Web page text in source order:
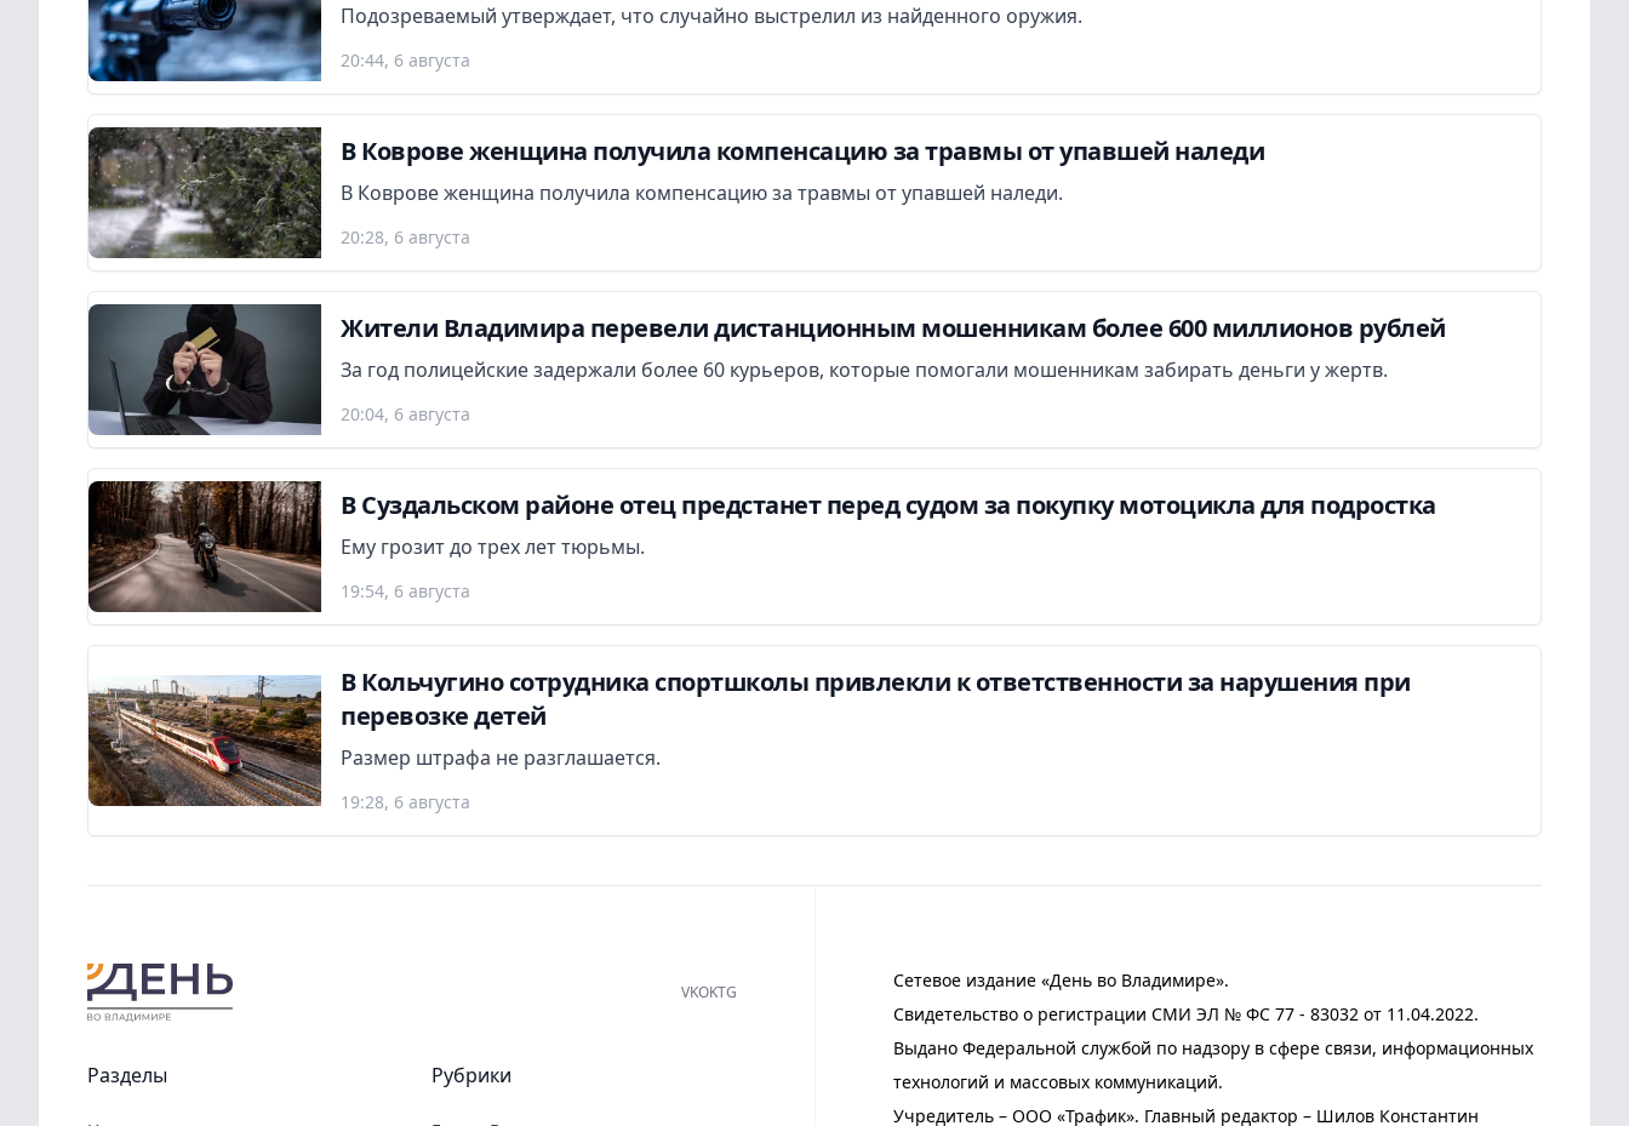
Подозреваемый утверждает, что случайно выстрелил из найденного оружия.
20:44, 6 августа
В Коврове женщина получила компенсацию за травмы от упавшей наледи
В Коврове женщина получила компенсацию за травмы от упавшей наледи.
20:28, 6 августа
Жители Владимира перевели дистанционным мошенникам более 600 миллионов рублей
За год полицейские задержали более 60 курьеров, которые помогали мошенникам забирать деньги у жертв.
20:04, 6 августа
В Суздальском районе отец предстанет перед судом за покупку мотоцикла для подростка
Ему грозит до трех лет тюрьмы.
19:54, 6 августа
В Кольчугино сотрудника спортшколы привлекли к ответственности за нарушения при
перевозке детей
Размер штрафа не разглашается.
19:28, 6 августа
Сетевое издание «День во Владимире».
Свидетельство о регистрации СМИ ЭЛ № ФС 77 - 83032 от 11.04.2022.
Выдано Федеральной службой по надзору в сфере связи, информационных
технологий и массовых коммуникаций.
Учредитель – ООО «Трафик». Главный редактор – Шилов Константин
VKOKTG
Разделы Рубрики